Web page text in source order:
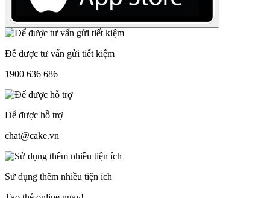
Để được tư vấn gửi tiết kiệm
1900 636 686
Để được hỗ trợ
chat@cake.vn
Sử dụng thêm nhiều tiện ích